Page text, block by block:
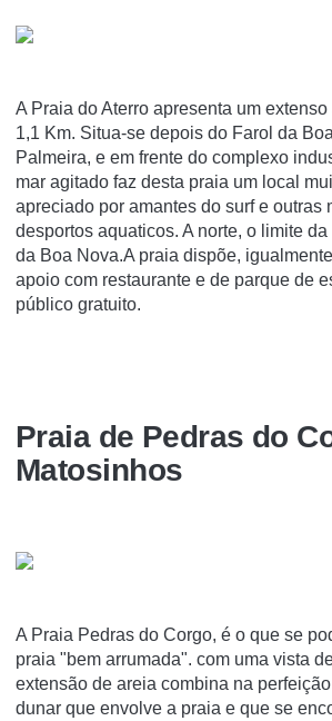
A Praia do Aterro apresenta um
1,1 Km. Situa-se depois do Farol da
Palmeira, e em frente do complexo
mar agitado faz desta praia um local
apreciado por amantes do surf e outras
desportos aquaticos. A norte, o limite
da Boa Nova.A praia dispõe,
apoio com restaurante e de parque de
público gratuito.
Praia de Pedras do
Matosinhos
A Praia Pedras do Corgo, é o que se
praia "bem arrumada". com uma vista
extensão de areia combina na
dunar que envolve a praia e que se